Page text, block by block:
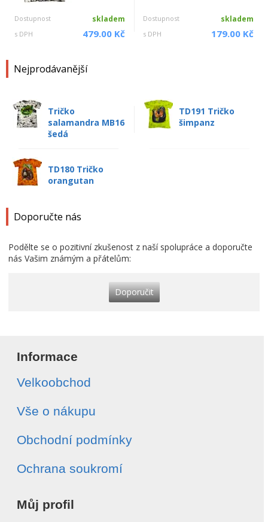
Dostupnost skladem
s DPH 479.00 Kč
Dostupnost skladem
s DPH 179.00 Kč
Nejprodávanější
Tričko
salamandra MB16
šedá
TD191 Tričko
šimpanz
TD180 Tričko
orangutan
Doporučte nás
Podělte se o pozitivní zkušenost z naší spolupráce a doporučte
nás Vašim známým a přátelům:
Doporučit
Informace
Velkoobchod
Vše o nákupu
Obchodní podmínky
Ochrana soukromí
Můj profil